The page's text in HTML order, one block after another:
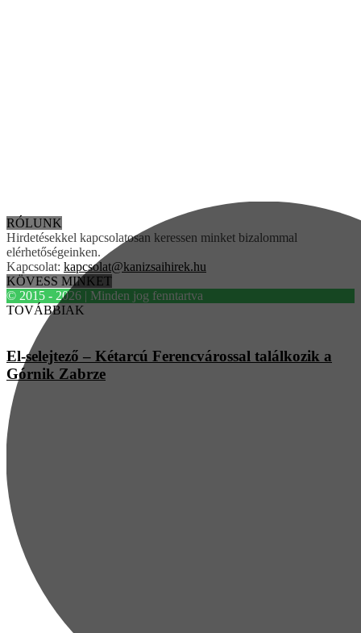
RÓLUNK
Hirdetésekkel kapcsolatosan keressen minket bizalommal
elérhetőségeinken.
Kapcsolat: kapcsolat@kanizsaihirek.hu
KÖVESS MINKET
© 2015 - 2026 | Minden jog fenntartva
TOVÁBBIAK
El-selejtező – Kétarcú Ferencvárossal találkozik a
Górnik Zabrze